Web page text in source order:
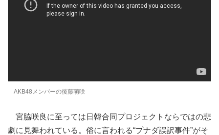
AKB48メンバーの後藤萌咲
宮脇咲良に至っては日韓合同プロジェクトならではの悲
劇に見舞われている。俗に言われる“プナダ誤訳事件”がそ